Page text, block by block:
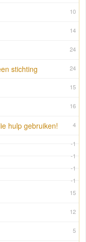
10
14
24
24
stichting
15
16
4
hulp gebruiken!
-1
-1
-1
-1
15
12
5